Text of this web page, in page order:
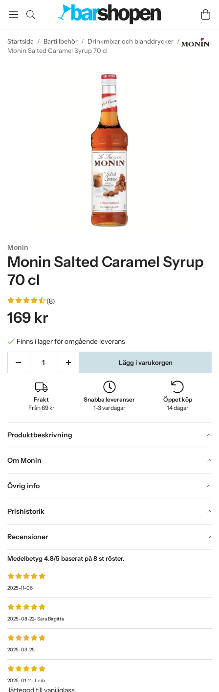
Startsida / Bartillbehör / Drinkmixar och blanddrycker /
Monin Salted Caramel Syrup 70 cl
Monin
Monin Salted Caramel Syrup
70 cl
(8)
169 kr
Finns i lager för omgående leverans
Lägg i varukorgen
Frakt
Från 69 kr
Snabba leveranser
1-3 vardagar
Öppet köp
14 dagar
Produktbeskrivning
Om Monin
Övrig info
Prishistorik
Recensioner
Medelbetyg4.8/5 baserat på8st röster.
2025-11-06
2025-08-22-Sara Birgitta
2025-03-25
2025-01-11-Leila
Jättegod till vaniljglass.